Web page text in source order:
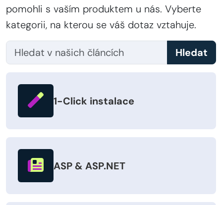
pomohli s vaším produktem u nás. Vyberte
kategorii, na kterou se váš dotaz vztahuje.
Hledat
1-Click instalace
ASP & ASP.NET